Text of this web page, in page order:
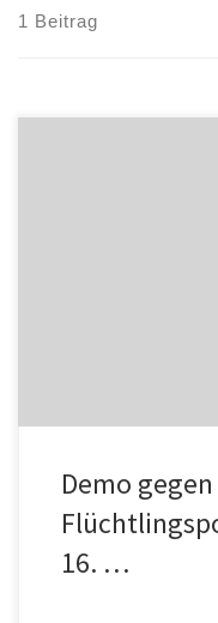
1 Beitrag
Demo
16. …